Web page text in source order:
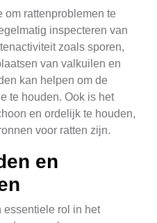
om rattenproblemen te
inspecteren van
zoals sporen,
van valkuilen en
kan helpen om de
te houden. Ook is het
en ordelijk te houden,
voor ratten zijn.
en
essentiele rol in het